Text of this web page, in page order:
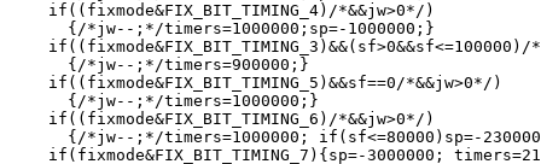
    if((fixmode&FIX_BIT_TIMING_4)/*&&jw>0*/)
      {/*jw--;*/timers=1000000;sp=-1000000;}
if((fixmode&FIX_BIT_TIMING_3)&&(sf>0&&sf<=100000)/
      {/*jw--;*/timers=900000;}
    if((fixmode&FIX_BIT_TIMING_5)&&sf==0/*&&jw>0*/)
      {/*jw--;*/timers=1000000;}
    if((fixmode&FIX_BIT_TIMING_6)/*&&jw>0*/)
{/*jw--;*/timers=1000000; if(sf<=80000)sp=-
if(fixmode&FIX_BIT_TIMING_7){sp=-3000000;